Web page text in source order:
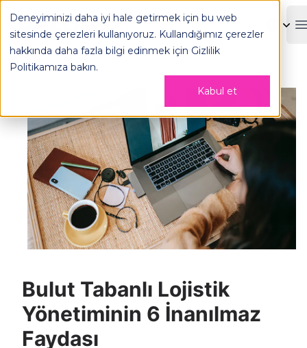
Deneyiminizi daha iyi hale getirmek için bu web
sitesinde çerezleri kullanıyoruz. Kullandığımız çerezler
hakkında daha fazla bilgi edinmek için Gizlilik
Politikamıza bakın.
Kabul et
OPLOG
Bulut Tabanlı Lojistik
Yönetiminin 6 İnanılmaz
Faydası